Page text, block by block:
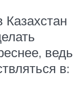
ведь
в: